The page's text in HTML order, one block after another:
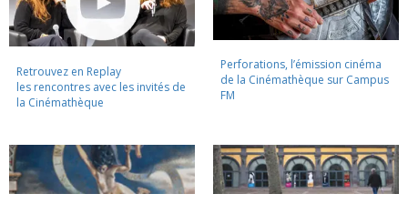
Retrouvez en Replay
les rencontres avec les invités de
la Cinémathèque
Perforations, l’émission cinéma
de la Cinémathèque sur Campus
FM